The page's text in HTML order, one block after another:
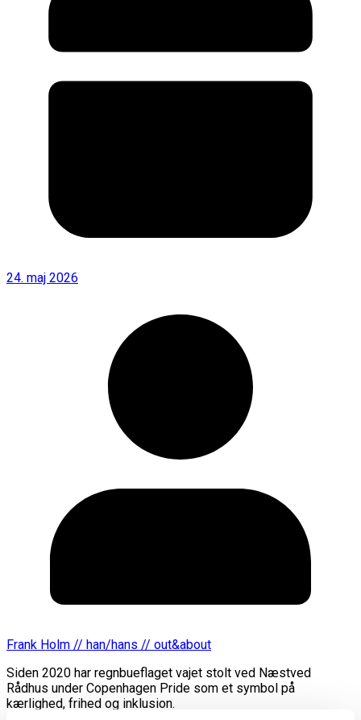
24. maj 2026
Frank Holm // han/hans // out&about
​Siden 2020 har regnbueflaget vajet stolt ved Næstved
Rådhus under Copenhagen Pride som et symbol på
kærlighed, frihed og inklusion.